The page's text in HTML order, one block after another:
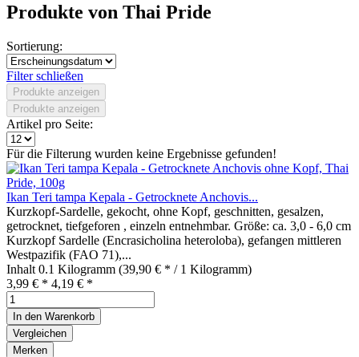
Produkte von Thai Pride
Sortierung:
Filter schließen
Produkte anzeigen
Produkte anzeigen
Artikel pro Seite:
Für die Filterung wurden keine Ergebnisse gefunden!
Ikan Teri tampa Kepala - Getrocknete Anchovis...
Kurzkopf-Sardelle, gekocht, ohne Kopf, geschnitten, gesalzen,
getrocknet, tiefgeforen , einzeln entnehmbar. Größe: ca. 3,0 - 6,0 cm
Kurzkopf Sardelle (Encrasicholina heteroloba), gefangen mittleren
Westpazifik (FAO 71),...
Inhalt 0.1 Kilogramm (39,90 € * / 1 Kilogramm)
3,99 € * 4,19 € *
In den Warenkorb
Vergleichen
Merken